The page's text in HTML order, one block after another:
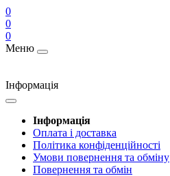
0
0
0
Меню
Інформація
Інформація
Оплата і доставка
Політика конфіденційності
Умови повернення та обміну
Повернення та обмін